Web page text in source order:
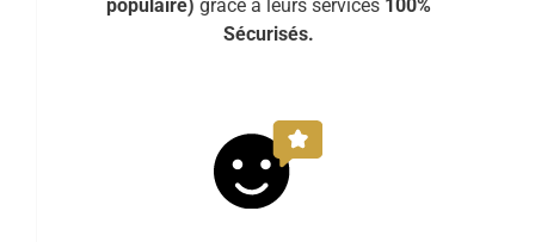
populaire) grâce à leurs services 100%
Sécurisés.